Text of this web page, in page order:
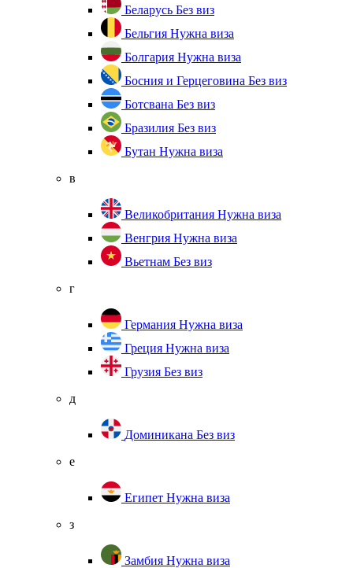
Беларусь Без виз
Бельгия Нужна виза
Болгария Нужна виза
Босния и Герцеговина Без виз
Ботсвана Без виз
Бразилия Без виз
Бутан Нужна виза
в
Великобритания Нужна виза
Венгрия Нужна виза
Вьетнам Без виз
г
Германия Нужна виза
Греция Нужна виза
Грузия Без виз
д
Доминикана Без виз
е
Египет Нужна виза
з
Замбия Нужна виза